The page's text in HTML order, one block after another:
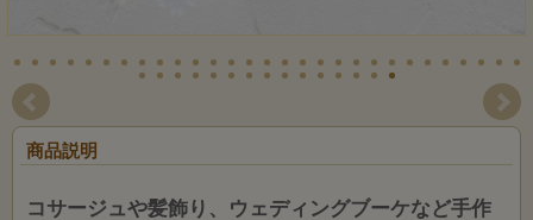
商品説明
コサージュや髪飾り、ウェディングブーケなど手作